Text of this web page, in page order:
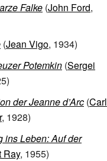
Falke (John Ford,
(Jean Vigo, 1934)
Potemkin (Sergei
der Jeanne d’Arc (Carl
, 1928)
ins Leben: Auf der
Ray, 1955)